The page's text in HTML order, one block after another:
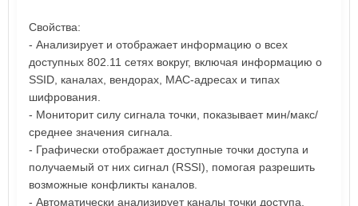
Свойства:
- Анализирует и отображает информацию о всех
доступных 802.11 сетях вокруг, включая информацию о
SSID, каналах, вендорах, MAC-адресах и типах
шифрования.
- Мониторит силу сигнала точки, показывает мин/макс/
среднее значения сигнала.
- Графически отображает доступные точки доступа и
получаемый от них сигнал (RSSI), помогая разрешить
возможные конфликты каналов.
- Автоматически анализирует каналы точки доступа,